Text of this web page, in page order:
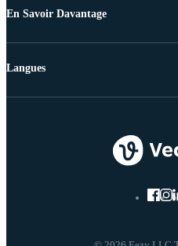
En Savoir Davantage
Langues